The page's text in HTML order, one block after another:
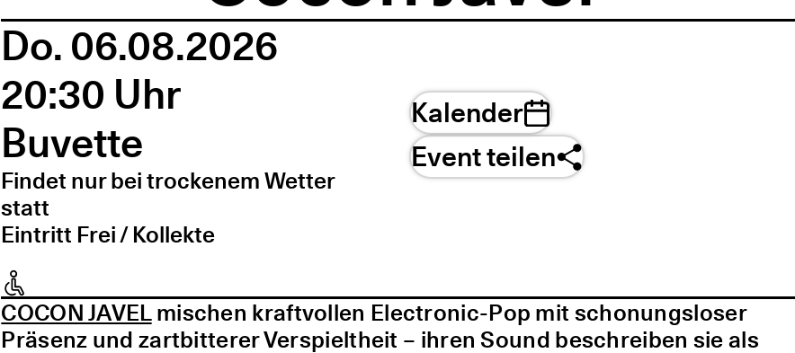
Do. 06.08.2026
20:30 Uhr
Buvette
Findet nur bei trockenem Wetter
statt
Eintritt Frei / Kollekte
Kalender
Event teilen
COCON JAVELmischen kraftvollen Electronic-Pop mit schonungsloser
Präsenz und zartbitterer Verspieltheit – ihren Sound beschreiben sie als